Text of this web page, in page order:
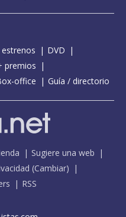
DVD
premios
office Guía / directorio
Sugiere una web
(Cambiar)
RSS